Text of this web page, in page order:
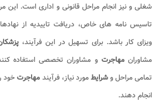
شغلی و نیز انجام مراحل قانونی و اداری است.
تاسیس نامه های خاص، دریافت تاییدیه از
ویزای کار باشد. برای تسهیل در این فرآیند،
مشاورانمهاجرتو مشاوران تخصصی استفاده
تمامی مراحل وشرایطمورد نیاز، فرآیند مهاجرتخود
انجام دهند.